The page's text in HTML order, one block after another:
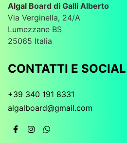
Algal Board di Galli Alberto
Via Verginella, 24/A
Lumezzane BS
25065 Italia
CONTATTI E
+39 340 191 8331
algalboard@gmail.com